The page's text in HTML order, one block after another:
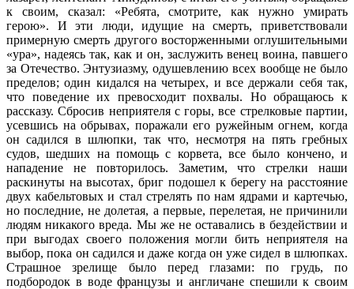
к своим, сказал: «Ребята, смотрите, как нужно умирать
герою». И эти люди, идущие на смерть, приветствовали
примерную смерть другого восторженными оглушительными
«ура», надеясь так, как и он, заслужить венец воина, павшего
за Отечество. Энтузиазму, одушевлению всех вообще не было
пределов; один кидался на четырех, и все держали себя так,
что поведение их превосходит похвалы. Но обращаюсь к
рассказу. Сбросив неприятеля с горы, все стрелковые партии,
усевшись на обрывах, поражали его ружейным огнем, когда
он садился в шлюпки, так что, несмотря на пять гребных
судов, шедших на помощь с корвета, все было кончено, и
нападение не повторилось. Заметим, что стрелки наши
раскинуты на высотах, бриг подошел к берегу на расстояние
двух кабельтовых и стал стрелять по нам ядрами и картечью,
но последние, не долетая, а первые, перелетая, не причинили
людям никакого вреда. Мы же не оставались в бездействии и
при выгодах своего положения могли бить неприятеля на
выбор, пока он садился и даже когда он уже сидел в шлюпках.
Страшное зрелище было перед глазами: по грудь, по
подбородок в воде французы и англичане спешили к своим